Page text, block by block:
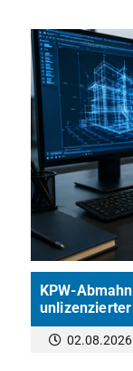
KPW-
02.08.2026